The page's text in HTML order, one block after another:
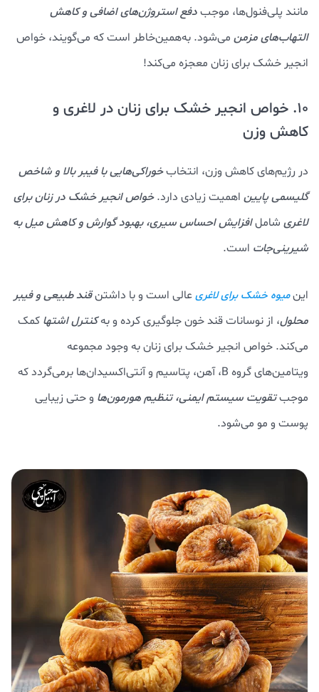
مانند پلی‌فنول‌ها، موجبدفع استروژن‌های اضافی و کاهش
التهاب‌های مزمن می‌شود. به‌همین‌خاطر است که می‌گویند، خواص
انجیر خشک برای زنان معجزه می‌کند!
10. خواص انجیر خشک برای زنان در لاغری و
کاهش وزن
در رژیم‌های کاهش وزن، انتخابخوراکی‌هایی با فیبر بالا و شاخص
گلیسمی پایین اهمیت زیادی دارد.خواص انجیر خشک در زنان برای
لاغری شاملافزایش احساس سیری، بهبود گوارش و کاهش میل به
شیرینی‌جات است.
اینمیوه خشک برای لاغریعالی است و با داشتنقند طبیعی و فیبر
محلول، از نوسانات قند خون جلوگیری کرده و بهکنترل اشتها کمک
می‌کند. خواص انجیر خشک برای زنان به وجود مجموعه
ویتامین‌های گروه B، آهن، پتاسیم و آنتی‌اکسیدان‌ها برمی‌گردد که
موجبتقویت سیستم ایمنی، تنظیم هورمون‌ها و حتی زیبایی
پوست و مو می‌شود.